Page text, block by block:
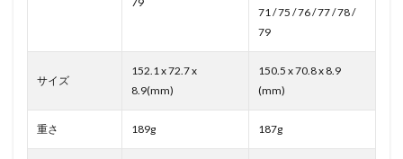
71 / 75 / 76 / 77 / 78 /
79
サイズ
152.1 x 72.7 x
8.9(mm)
150.5 x 70.8 x 8.9
(mm)
重さ 189g 187g